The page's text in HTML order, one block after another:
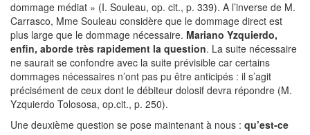
dommage médiat » (I. Souleau, op. cit., p. 339). A l’inverse de M.
Carrasco, Mme Souleau considère que le dommage direct est
plus large que le dommage nécessaire. Mariano Yzquierdo,
enfin, aborde très rapidement la question. La suite nécessaire
ne saurait se confondre avec la suite prévisible car certains
dommages nécessaires n’ont pas pu être anticipés : il s’agit
précisément de ceux dont le débiteur dolosif devra répondre (M.
Yzquierdo Tolososa, op.cit., p. 250).
Une deuxième question se pose maintenant à nous : qu’est-ce